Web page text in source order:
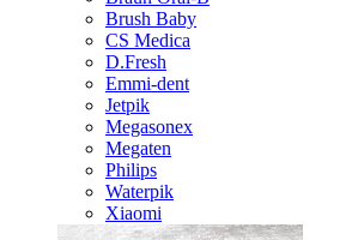
Brush Baby
CS Medica
D.Fresh
Emmi-dent
Jetpik
Megasonex
Megaten
Philips
Waterpik
Xiaomi